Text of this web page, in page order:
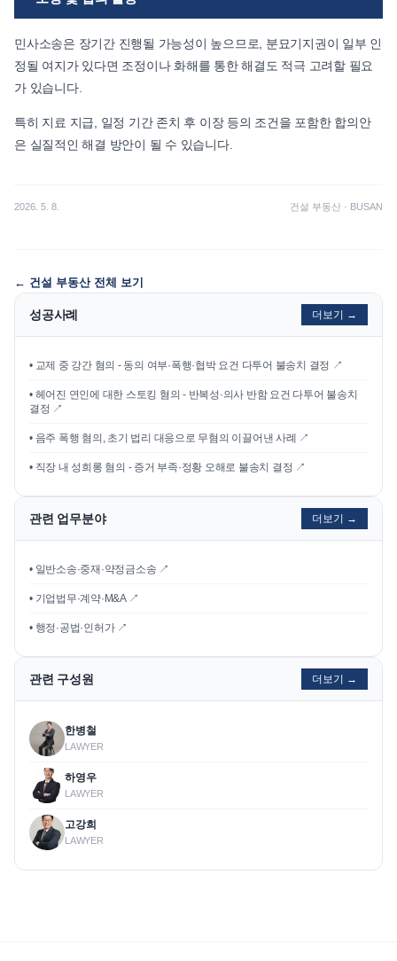
민사소송은 장기간 진행될 가능성이 높으므로, 분묘기지권이 일부 인
정될 여지가 있다면 조정이나 화해를 통한 해결도 적극 고려할 필요
가 있습니다.
특히 지료 지급, 일정 기간 존치 후 이장 등의 조건을 포함한 합의안
은 실질적인 해결 방안이 될 수 있습니다.
2026. 5. 8. 건설 부동산 · BUSAN
← 건설 부동산전체 보기
성공사례 더보기 →
• 교제 중 강간 혐의 - 동의 여부·폭행·협박 요건 다투어 불송치 결정 ↗
• 헤어진 연인에 대한 스토킹 혐의 - 반복성·의사 반함 요건 다투어 불송치
결정 ↗
• 음주 폭행 혐의, 초기 법리 대응으로 무혐의 이끌어낸 사례 ↗
• 직장 내 성희롱 혐의 - 증거 부족·정황 오해로 불송치 결정 ↗
관련 업무분야 더보기 →
• 일반소송·중재·약정금소송 ↗
• 기업법무·계약·M&A ↗
• 행정·공법·인허가 ↗
관련 구성원 더보기 →
한병철
LAWYER
하영우
LAWYER
고강희
LAWYER